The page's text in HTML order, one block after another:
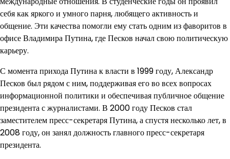
себя как яркого и умного парня, любящего активность и
общение. Эти качества помогли ему стать одним из фаворитов в
офисе Владимира Путина, где Песков начал свою политическую
карьеру.
С момента прихода Путина к власти в 1999 году, Александр
Песков был рядом с ним, поддерживая его во всех вопросах
информационной политики и обеспечивая публичное общение
президента с журналистами. В 2000 году Песков стал
заместителем пресс-секретаря Путина, а спустя несколько лет, в
2008 году, он занял должность главного пресс-секретаря
президента.